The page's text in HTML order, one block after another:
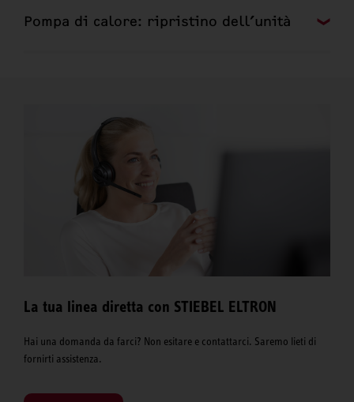
Pompa di calore: ripristino dell’unità
La tua linea diretta con STIEBEL ELTRON
Hai una domanda da farci? Non esitare e contattarci. Saremo lieti di
fornirti assistenza.